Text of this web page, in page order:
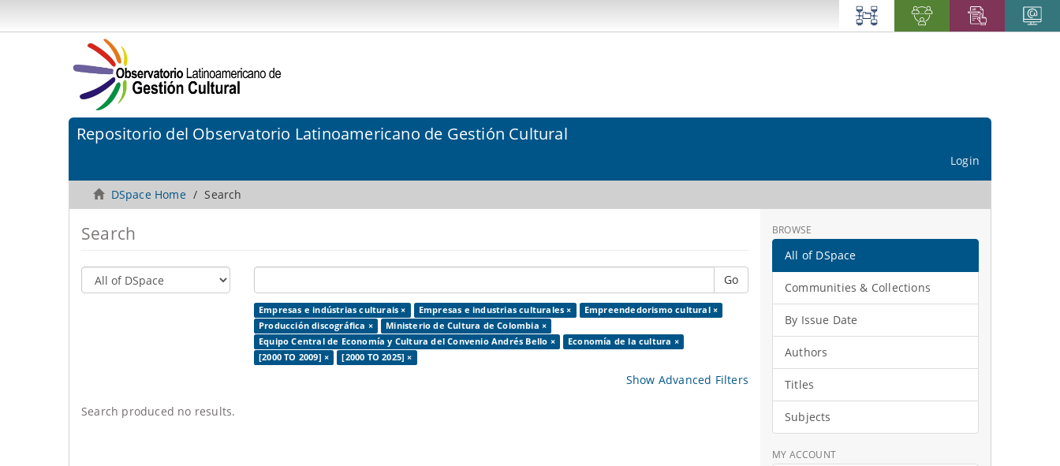
Repositorio del Observatorio Latinoamericano de Gestión Cultural
Login
DSpace Home Search
Search
Go
Empresas e indústrias culturais × Empresas e industrias culturales ×
Empreendedorismo cultural ×
Producción discográfica ×
Ministerio de Cultura de Colombia ×
Equipo Central de Economía y Cultura del Convenio Andrés Bello ×
Economía de la cultura ×
[2000 TO 2009] ×
[2000 TO 2025] ×
Show Advanced Filters
Search produced no results.
BROWSE
All of DSpace
Communities & Collections
By Issue Date
Authors
Titles
Subjects
MY ACCOUNT